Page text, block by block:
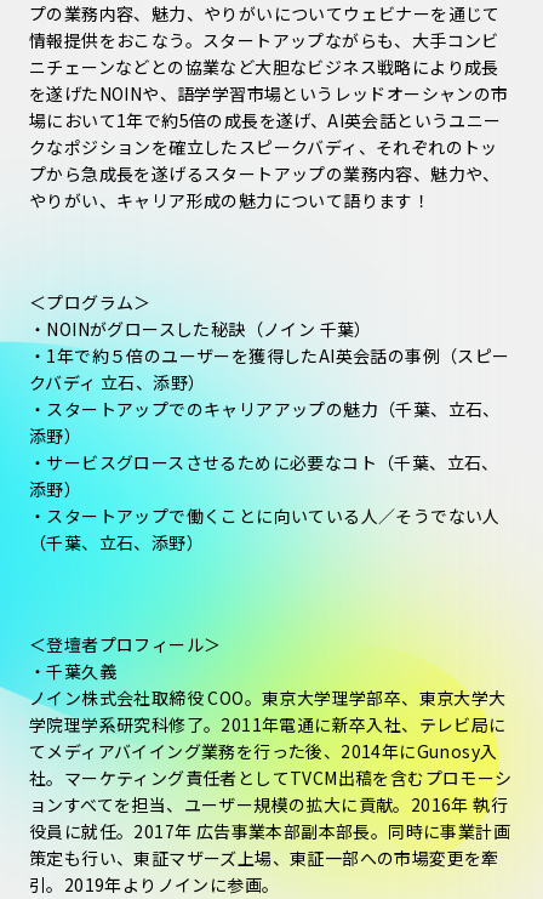
プの業務内容、魅力、やりがいについてウェビナーを通じて
情報提供をおこなう。スタートアップながらも、大手コンビ
ニチェーンなどとの協業など大胆なビジネス戦略により成長
を遂げたNOINや、語学学習市場というレッドオーシャンの市
場において1年で約5倍の成長を遂げ、AI英会話というユニー
クなポジションを確立したスピークバディ、それぞれのトッ
プから急成長を遂げるスタートアップの業務内容、魅力や、
やりがい、キャリア形成の魅力について語ります！
＜プログラム＞
・NOINがグロースした秘訣（ノイン 千葉）
・1年で約５倍のユーザーを獲得したAI英会話の事例（スピー
クバディ 立石、添野）
・スタートアップでのキャリアアップの魅力（千葉、立石、
添野）
・サービスグロースさせるために必要なコト（千葉、立石、
添野）
・スタートアップで働くことに向いている人／そうでない人
（千葉、立石、添野）
＜登壇者プロフィール＞
・千葉久義
ノイン株式会社取締役 COO。東京大学理学部卒、東京大学大
学院理学系研究科修了。2011年電通に新卒入社、テレビ局に
てメディアバイイング業務を行った後、2014年にGunosy入
社。マーケティング責任者としてTVCM出稿を含むプロモーシ
ョンすべてを担当、ユーザー規模の拡大に貢献。2016年 執行
役員に就任。2017年 広告事業本部副本部長。同時に事業計画
策定も行い、東証マザーズ上場、東証一部への市場変更を牽
引。2019年よりノインに参画。